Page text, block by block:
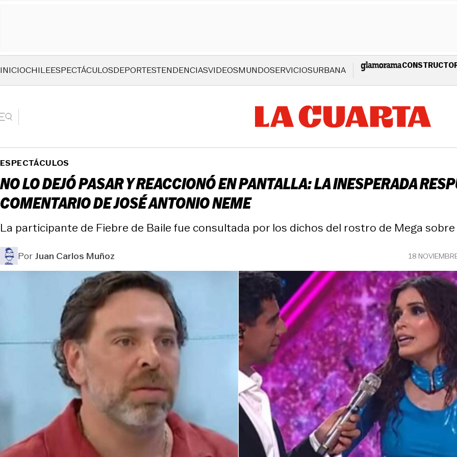
INICIOCHILEESPECTÁCULOSDEPORTESTENDENCIASVIDEOSMUNDOSERVICIOSURBANA
ESPECTÁCULOS
NO LO DEJÓ PASAR Y REACCIONÓ EN PANTALLA: LA INESPERADA
COMENTARIO DE JOSÉ ANTONIO NEME
La participante de Fiebre de Baile fue consultada por los dichos del rostro de Mega
PorJuan Carlos Muñoz 18